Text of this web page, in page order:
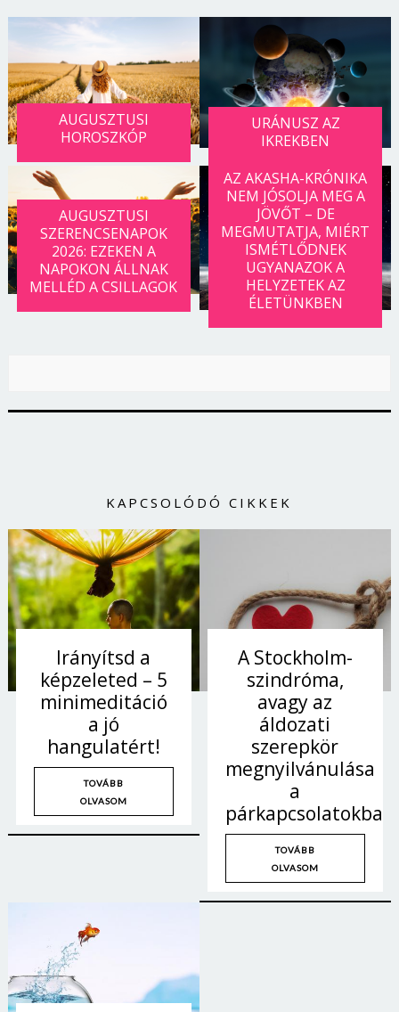
AUGUSZTUSI
HOROSZKÓP
URÁNUSZ AZ
IKREKBEN
AUGUSZTUSI
SZERENCSENAPOK
2026: EZEKEN A
NAPOKON ÁLLNAK
MELLÉD A CSILLAGOK
AZ AKASHA-KRÓNIKA
NEM JÓSOLJA MEG A
JÖVŐT – DE
MEGMUTATJA, MIÉRT
ISMÉTLŐDNEK
UGYANAZOK A
HELYZETEK AZ
ÉLETÜNKBEN
KAPCSOLÓDÓ CIKKEK
Irányítsd a
képzeleted – 5
minimeditáció
a jó
hangulatért!
TOVÁBB
OLVASOM
A Stockholm-
szindróma,
avagy az
áldozati
szerepkör
megnyilvánulása
a
párkapcsolatokban
TOVÁBB
OLVASOM
Borsonline bejelentkezés
E-mail cím vagy felhasználónév